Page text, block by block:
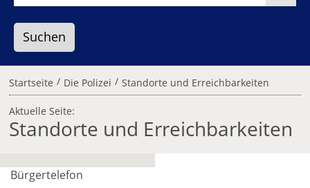
Startseite / Die Polizei / Standorte und Erreichbarkeiten
Aktuelle Seite:
Standorte und Erreichbarkeiten
Bürgertelefon